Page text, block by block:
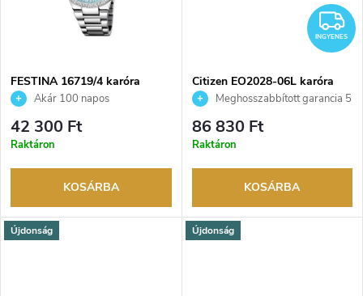
é
s
e
á
j
a
FESTINA 16719/4 karóra
Akár 100 napos
márkakereskedő.
42 300 Ft
Raktáron
KOSÁRBA
INGYENES
Citizen EO2028-06L karóra
Meghosszabbított garancia 5
visszaküldési lehetőség. Hivatalos
86 830 Ft
Raktáron
KOSÁRBA
Újdonság Újdonság